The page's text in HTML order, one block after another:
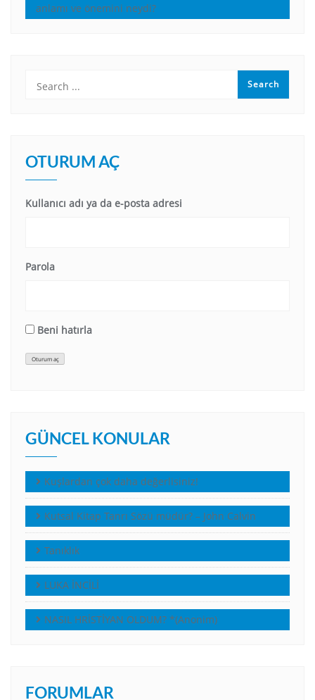
anlamı ve önemini neydi?
OTURUM AÇ
Kullanıcı adı ya da e-posta adresi
Parola
Beni hatırla
Oturum aç
GÜNCEL KONULAR
Kuşlardan çok daha değerlisiniz!
Kutsal Kitap Tanrı Sözü müdür? – John Calvin
Tanıklık
LUKA İNCİLİ
NASIL HRİSTİYAN OLDUM? *(Anonim)
FORUMLAR